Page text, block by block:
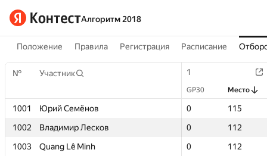
Алгоритм 2018
Положение Правила Регистрация Расписание
№ Участник 1
GP30 Место
1001 Юрий Семёнов 0
115
1002
Владимир Лесков 0
112
1003
Quang Lê Minh 0
112
№ Участник 1
GP30 Место
1001 Юрий Семёнов 0
115
1002
Владимир Лесков 0
112
1003
Quang Lê Minh 0
112